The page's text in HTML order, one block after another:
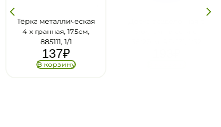
Тёрка металлическая
4-х гранная, 17.5см,
885111, 1/1
137₽
В корзину